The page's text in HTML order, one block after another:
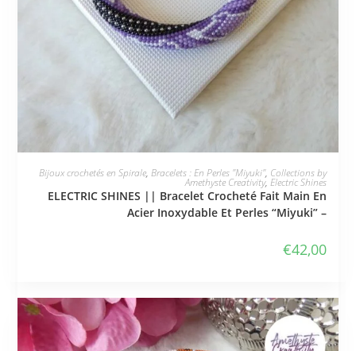
JE L'ADOPTE
Bijoux crochetés en Spirale, Bracelets : En Perles "Miyuki", Collections by
Amethyste Creativity, Electric Shines
ELECTRIC SHINES || Bracelet Crocheté Fait Main En
Acier Inoxydable Et Perles “Miyuki” –
€42,00